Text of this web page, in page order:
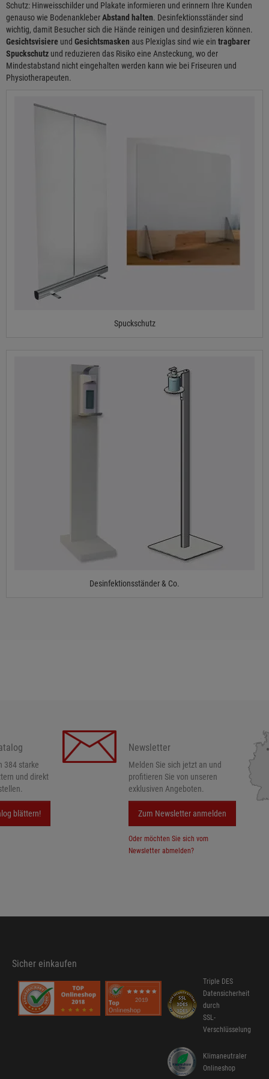
Schutz: Hinweisschilder und Plakate informieren und erinnern Ihre Kunden
genauso wie BodenankleberAbstand halten. Desinfektionsständer sind
wichtig, damit Besucher sich die Hände reinigen und desinfizieren können.
Gesichtsvisiere und Gesichtsmasken aus Plexiglas sind wie ein tragbarer
Spuckschutz und reduzieren das Risiko eine Ansteckung, wo der
Mindestabstand nicht eingehalten werden kann wie bei Friseuren und
Physiotherapeuten.
Spuckschutz
Desinfektionsständer & Co.
384 starke
und direkt
blättern!
Newsletter
Melden Sie sich jetzt an und
profitieren Sie von unseren
exklusiven Angeboten.
Zum Newsletter anmelden
Oder möchten Sie sich vom
Newsletter abmelden?
Sicher einkaufen
Triple DES
Datensicherheit
durch
SSL-
Verschlüsselung
Klimaneutraler
Onlineshop